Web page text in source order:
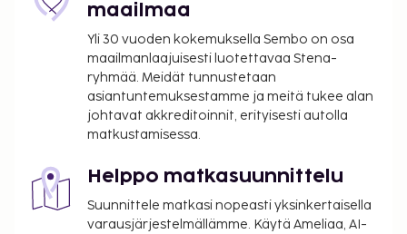
maailmaa
Yli 30 vuoden kokemuksella Sembo on osa
maailmanlaajuisesti luotettavaa Stena-
ryhmää. Meidät tunnustetaan
asiantuntemuksestamme ja meitä tukee alan
johtavat akkreditoinnit, erityisesti autolla
matkustamisessa.
Helppo matkasuunnittelu
Suunnittele matkasi nopeasti yksinkertaisella
varausjärjestelmällämme. Käytä Ameliaa, AI-